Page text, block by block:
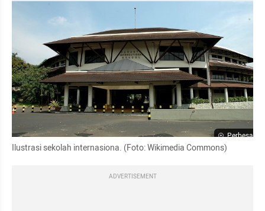
Perbesar
Ilustrasi sekolah internasiona. (Foto: Wikimedia Commons)
ADVERTISEMENT